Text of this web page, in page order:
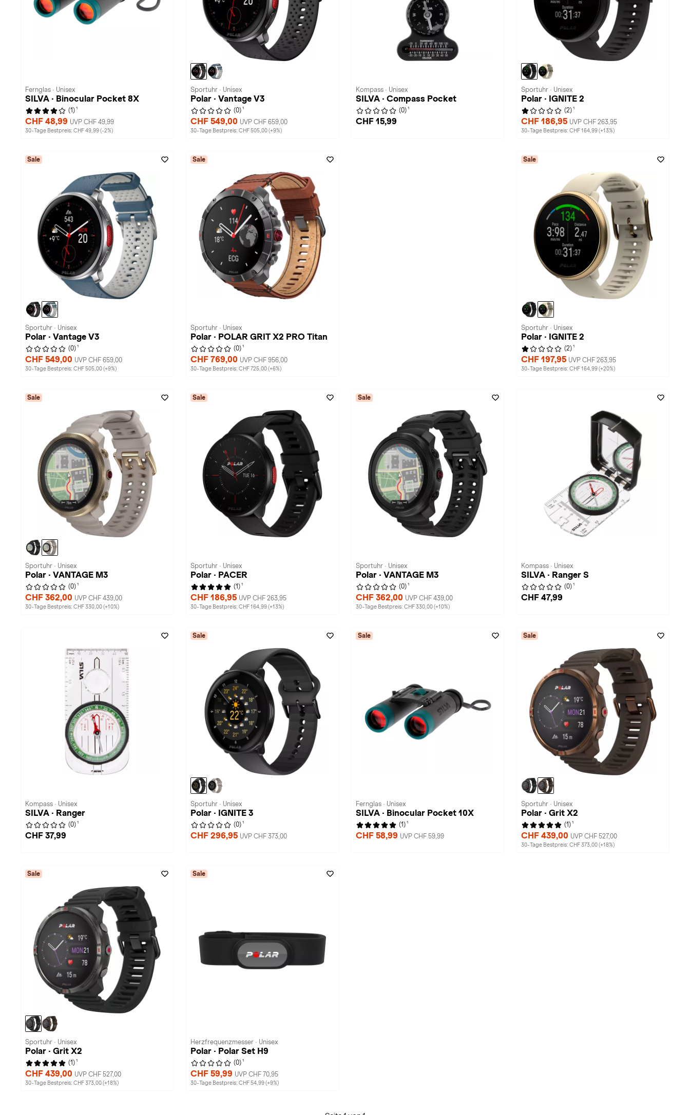
Fernglas · Unisex
SILVA · Binocular Pocket 8X
(1) 1
CHF 48,99 UVP CHF 49,99
30-Tage Bestpreis: CHF 49,99 (-2%)
Sportuhr · Unisex
Polar · Vantage V3
(0) 1
CHF 549,00 UVP CHF 659,00
30-Tage Bestpreis: CHF 505,00 (+9%)
Kompass · Unisex
SILVA · Compass Pocket
(0) 1
CHF 15,99
Sportuhr · Unisex
Polar · IGNITE 2
(2) 1
CHF 186,95 UVP CHF 263,95
30-Tage Bestpreis: CHF 164,99 (+13%)
Sale
Sportuhr · Unisex
Polar · Vantage V3
(0) 1
CHF 549,00 UVP CHF 659,00
30-Tage Bestpreis: CHF 505,00 (+9%)
Sale
Sportuhr · Unisex
Polar · POLAR GRIT X2 PRO Titan
(0) 1
CHF 769,00 UVP CHF 956,00
30-Tage Bestpreis: CHF 725,00 (+6%)
Sale
Sportuhr · Unisex
Polar · IGNITE 2
(2) 1
CHF 197,95 UVP CHF 263,95
30-Tage Bestpreis: CHF 164,99 (+20%)
Sale
Sportuhr · Unisex
Polar · VANTAGE M3
(0) 1
CHF 362,00 UVP CHF 439,00
30-Tage Bestpreis: CHF 330,00 (+10%)
Sale
Sportuhr · Unisex
Polar · PACER
(1) 1
CHF 186,95 UVP CHF 263,95
30-Tage Bestpreis: CHF 164,99 (+13%)
Sale
Sportuhr · Unisex
Polar · VANTAGE M3
(0) 1
CHF 362,00 UVP CHF 439,00
30-Tage Bestpreis: CHF 330,00 (+10%)
Kompass · Unisex
SILVA · Ranger S
(0) 1
CHF 47,99
Kompass · Unisex
SILVA · Ranger
(0) 1
CHF 37,99
Sale
Sportuhr · Unisex
Polar · IGNITE 3
(0) 1
CHF 296,95 UVP CHF 373,00
Sale
Fernglas · Unisex
SILVA · Binocular Pocket 10X
(1) 1
CHF 58,99 UVP CHF 59,99
Sale
Sportuhr · Unisex
Polar · Grit X2
(1) 1
CHF 439,00 UVP CHF 527,00
30-Tage Bestpreis: CHF 373,00 (+18%)
Sale
Sportuhr · Unisex
Polar · Grit X2
(1) 1
CHF 439,00 UVP CHF 527,00
30-Tage Bestpreis: CHF 373,00 (+18%)
Sale
Herzfrequenzmesser · Unisex
Polar · Polar Set H9
(0) 1
CHF 59,99 UVP CHF 70,95
30-Tage Bestpreis: CHF 54,99 (+9%)